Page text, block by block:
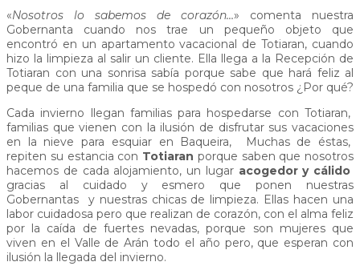
«Nosotros lo sabemos de corazón…» comenta nuestra
Gobernanta cuando nos trae un pequeño objeto que
encontró en un apartamento vacacional de Totiaran, cuando
hizo la limpieza al salir un cliente. Ella llega a la Recepción de
Totiaran con una sonrisa sabía porque sabe que hará feliz al
peque de una familia que se hospedó con nosotros ¿Por qué?
Cada invierno llegan familias para hospedarse con Totiaran,
familias que vienen con la ilusión de disfrutar sus vacaciones
en la nieve para esquiar en Baqueira, Muchas de éstas,
repiten su estancia con Totiaran porque saben que nosotros
hacemos de cada alojamiento, un lugaracogedor y cálido
gracias al cuidado y esmero que ponen nuestras
Gobernantas y nuestras chicas de limpieza. Ellas hacen una
labor cuidadosa pero que realizan de corazón, con el alma feliz
por la caída de fuertes nevadas, porque son mujeres que
viven en el Valle de Arán todo el año pero, que esperan con
ilusión la llegada del invierno.